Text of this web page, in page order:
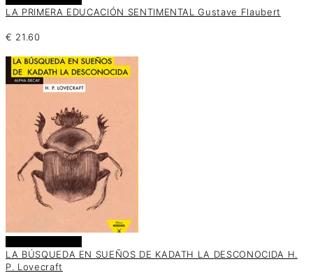
LA PRIMERA EDUCACIÓN SENTIMENTAL Gustave Flaubert
€ 21.60
LA BÚSQUEDA EN SUEÑOS DE KADATH LA DESCONOCIDA H.
P. Lovecraft